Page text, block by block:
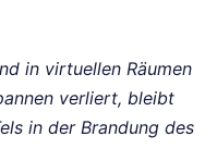
in virtuellen Räumen
verliert, bleibt
in der Brandung des